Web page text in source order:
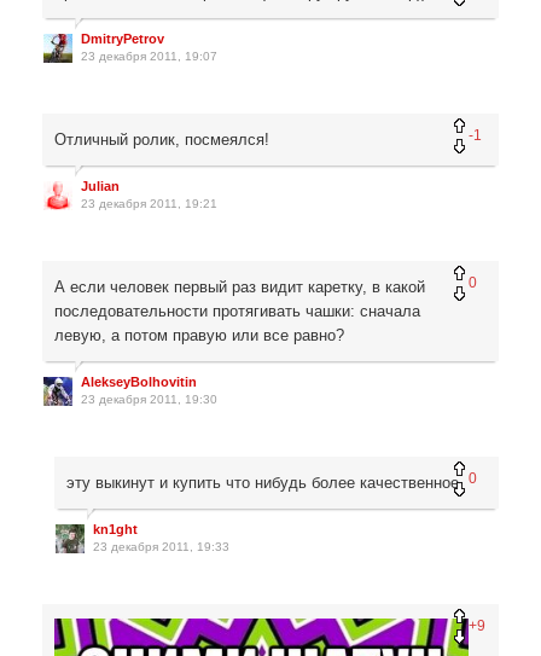
DmitryPetrov
23 декабря 2011, 19:07
-1
Отличный ролик, посмеялся!
Julian
23 декабря 2011, 19:21
0
А если человек первый раз видит каретку, в какой
последовательности протягивать чашки: сначала
левую, а потом правую или все равно?
AlekseyBolhovitin
23 декабря 2011, 19:30
0
эту выкинут и купить что нибудь более качественное
kn1ght
23 декабря 2011, 19:33
+9